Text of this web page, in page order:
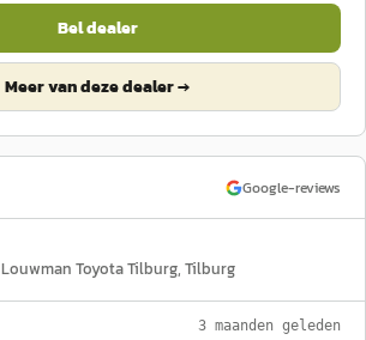
Bel dealer
Meer van deze dealer →
Google-reviews
Louwman Toyota Tilburg, Tilburg
3 maanden geleden